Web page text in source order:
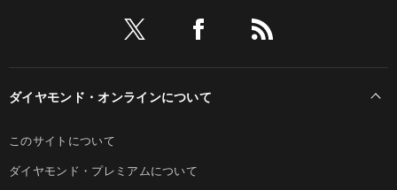
ダイヤモンド・オンラインについて
このサイトについて
ダイヤモンド・プレミアムについて